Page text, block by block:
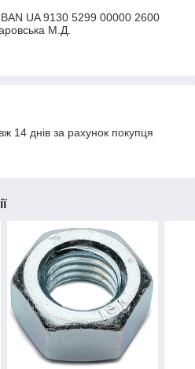
UA 9130 5299 00000 2600
М.Д.
14 днів за рахунок покупця